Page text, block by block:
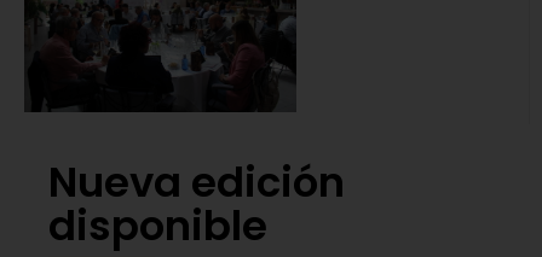
Nueva edición
disponible